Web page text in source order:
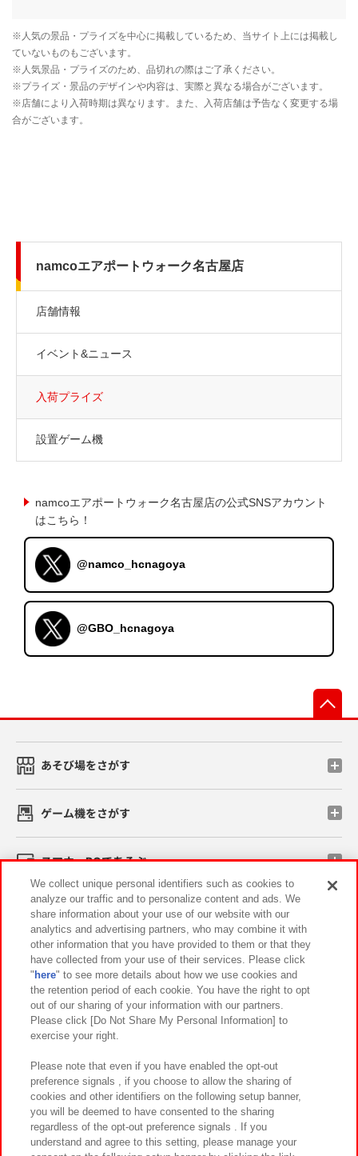
namcoエアポートウォーク名古屋店
店舗情報
イベント&ニュース
入荷プライズ
設置ゲーム機
namcoエアポートウォーク名古屋店の公式SNSアカウント
はこちら！
@namco_hcnagoya
@GBO_hcnagoya
あそび場をさがす
ゲーム機をさがす
スマホ・PCであそぶ
イベント・キャンペーン
関連会社 サステナビリティ サイトポリシー
プライバシーポリシー ウェブアクセシビリティ方針と検証結果
お取引先さまとともに
カスタマーハラスメント対応方針 よくあるご質問・お問い合わせ
We collect unique personal identifiers such as cookies to
analyze our traffic and to personalize content and ads. We
share information about your use of our website with our
analytics and advertising partners, who may combine it with
other information that you have provided to them or that they
have collected from your use of their services. Please click
" here" to see more details about how we use cookies and
the retention period of each cookie. You have the right to opt
out of our sharing of your information with our partners.
Please click [Do Not Share My Personal Information] to
exercise your right.
Please note that even if you have enabled the opt-out
preference signals , if you choose to allow the sharing of
cookies and other identifiers on the following setup banner,
you will be deemed to have consented to the sharing
regardless of the opt-out preference signals . If you
understand and agree to this setting, please manage your